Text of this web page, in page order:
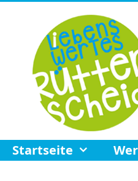
springen
Startseite